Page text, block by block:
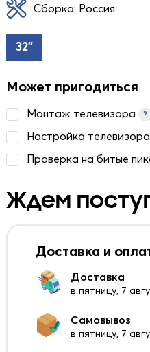
Сборка: Россия
32"
Может пригодиться
Монтаж телевизора ?
Настройка телевизора
Проверка на битые
Ждем
Доставка и
Доставка
в пятницу, 7
Самовывоз
в пятницу, 7